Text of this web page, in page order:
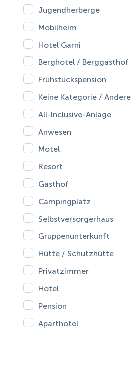
Jugendherberge
Mobilheim
Hotel Garni
Berghotel / Berggasthof
Frühstückspension
Keine Kategorie / Andere
All-Inclusive-Anlage
Anwesen
Motel
Resort
Gasthof
Campingplatz
Selbstversorgerhaus
Gruppenunterkunft
Hütte / Schutzhütte
Privatzimmer
Hotel
Pension
Aparthotel